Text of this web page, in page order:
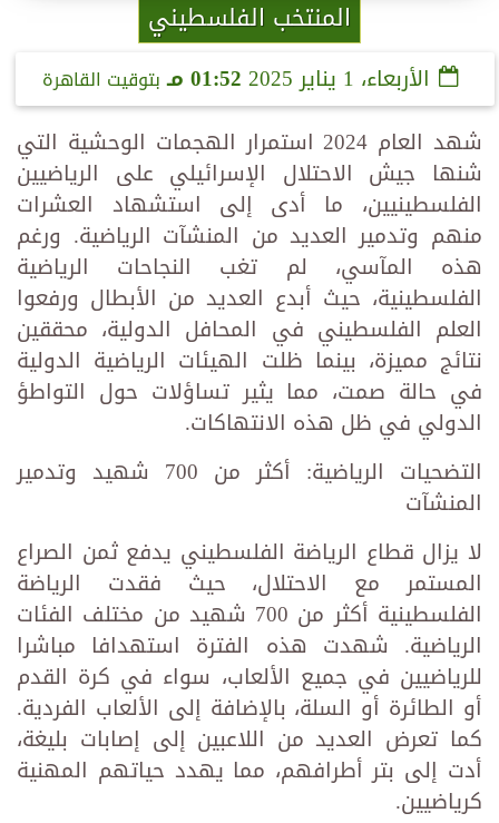
المنتخب الفلسطيني
الأربعاء، 1 يناير 2025 01:52 مـ بتوقيت القاهرة
شهد العام 2024 استمرار الهجمات الوحشية التي
شنها جيش الاحتلال الإسرائيلي على الرياضيين
الفلسطينيين، ما أدى إلى استشهاد العشرات
منهم وتدمير العديد من المنشآت الرياضية. ورغم
هذه المآسي، لم تغب النجاحات الرياضية
الفلسطينية، حيث أبدع العديد من الأبطال ورفعوا
العلم الفلسطيني في المحافل الدولية، محققين
نتائج مميزة، بينما ظلت الهيئات الرياضية الدولية
في حالة صمت، مما يثير تساؤلات حول التواطؤ
الدولي في ظل هذه الانتهاكات.
التضحيات الرياضية: أكثر من 700 شهيد وتدمير
المنشآت
لا يزال قطاع الرياضة الفلسطيني يدفع ثمن الصراع
المستمر مع الاحتلال، حيث فقدت الرياضة
الفلسطينية أكثر من 700 شهيد من مختلف الفئات
الرياضية. شهدت هذه الفترة استهدافا مباشرا
للرياضيين في جميع الألعاب، سواء في كرة القدم
أو الطائرة أو السلة، بالإضافة إلى الألعاب الفردية.
كما تعرض العديد من اللاعبين إلى إصابات بليغة،
أدت إلى بتر أطرافهم، مما يهدد حياتهم المهنية
كرياضيين.